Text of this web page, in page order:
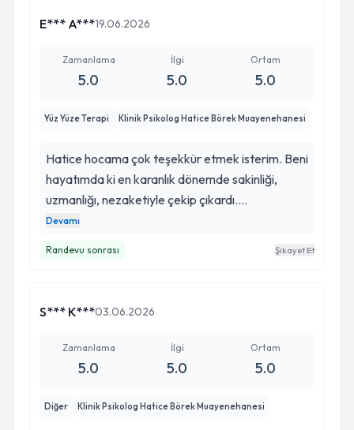
E*** A***19.06.2026
Zamanlama
5.0
İlgi
5.0
Ortam
5.0
Yüz Yüze Terapi Klinik Psikolog Hatice Börek Muayenehanesi
Hatice hocama çok teşekkür etmek isterim. Beni
hayatımda ki en karanlık dönemde sakinliği,
uzmanlığı, nezaketiyle çekip çıkardı.
Seanslarımız 5 aydır devam ediyor ve 5 ay da
Devamı
Randevu sonrası Şikayet Et
S*** K***03.06.2026
Zamanlama
5.0
İlgi
5.0
Ortam
5.0
Diğer Klinik Psikolog Hatice Börek Muayenehanesi